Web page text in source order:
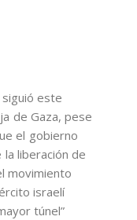
este
de Gaza, pese
el gobierno
liberación de
movimiento
israelí
túnel”